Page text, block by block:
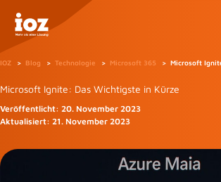
Inhalt
springen
IOZ Blog Technologie Microsoft 365 Microsoft
Microsoft Ignite: Das Wichtigste in Kürze
Veröffentlicht: 20. November 2023
Aktualisiert: 21. November 2023